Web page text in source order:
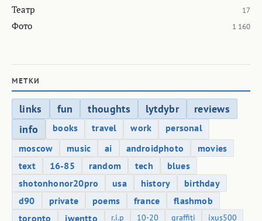
Театр 17
Фото 1 160
МЕТКИ
links fun thoughts lytdybr
reviews
info
books travel work
personal
moscow
music ai androidphoto
movies
text
16-85 random tech
blues
shotonhonor20pro
usa history
birthday
d90
private poems france
flashmob
toronto
iwentto r.i.p 10-20 graffiti
ixus500